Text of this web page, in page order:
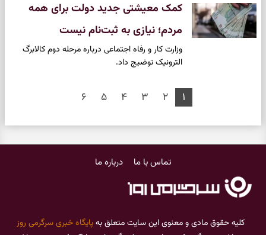
کمک معیشتی جدید دولت برای همه
مردم؛ نیازی به ثبت‌نام نیست
وزارت کار و رفاه اجتماعی درباره مرحله دوم کالابرگ
الترونیک توضیج داد.
۱ ۲ ۳ ۴ ۵ ۶
تماس با ما درباره ما
کلیه حقوق مادی و معنوی این سایت متعلق بهپایگاه خبری سرگرمی روز